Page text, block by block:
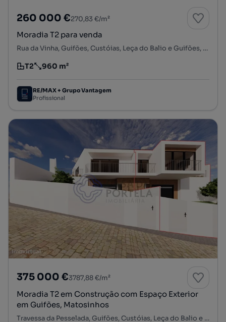
260 000 €270,83 €/m²
Moradia T2 para venda
Rua da Vinha, Guifões, Custóias, Leça do Balio e Guifões, Matosinhos, Porto
Tipologia
T2
Preço por metro quadrado
960 m²
RE/MAX + Grupo Vantagem
Profissional
375 000 €3787,88 €/m²
Moradia T2 em Construção com Espaço Exterior
em Guifões, Matosinhos
Travessa da Pesselada, Guifões, Custóias, Leça do Balio e Guifões, Matosinhos, Porto